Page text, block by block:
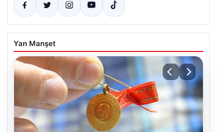
Yan Manşet